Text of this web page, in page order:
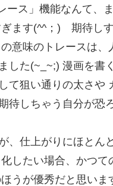
ース」機能なんて、
ます(^^；) 期待し
意味のトレースは
した(~_~;) 漫画を書
て狙い通りの太さや
待しちゃう自分が恐
、仕上がりにほとん
したい場合、かつ
うが優秀だと思い